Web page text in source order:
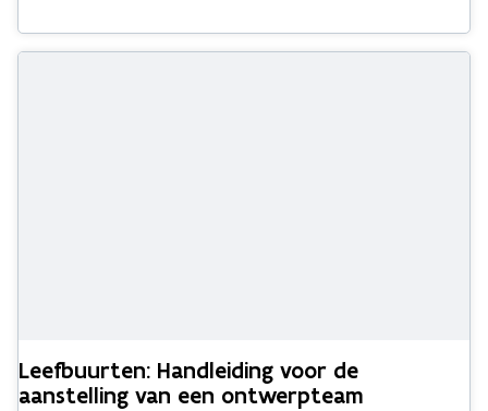
Leefbuurten: Handleiding voor de
aanstelling van een ontwerpteam